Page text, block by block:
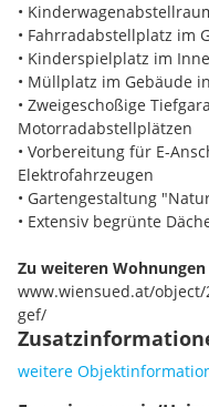
Zu den
Kinderwagenabstellraum
Fahrradabstellraum, ein
im Innenhof.
Nach den Plänen von
Wohnhausanlage ein
umgesetzt. Ergänzend
„GRÜNSTATTGRAU“
umgesetzt worden, die
der Allgemeinbegrünung
WEITERE HIGHLIGHTS:
• FIBER TO THE HOME
Die„Gewog Arthur
•
• Fahrradabstellplatz im
• Kinderspielplatz im
• Müllplatz im Gebäude
• Zweigeschoßige
Motorradabstellplätzen
• Vorbereitung für E-
Elektrofahrzeugen
• Gartengestaltung
• Extensiv begrünte
Zu weiteren
www.wiensued.at/
gef/
weitere